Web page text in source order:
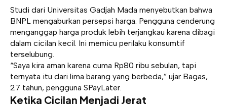
Studi dari Universitas Gadjah Mada menyebutkan bahwa
BNPL mengaburkan persepsi harga. Pengguna cenderung
menganggap harga produk lebih terjangkau karena dibagi
dalam cicilan kecil. Ini memicu perilaku konsumtif
terselubung.
“Saya kira aman karena cuma Rp80 ribu sebulan, tapi
ternyata itu dari lima barang yang berbeda,” ujar Bagas,
27 tahun, pengguna SPayLater.
Ketika Cicilan Menjadi Jerat